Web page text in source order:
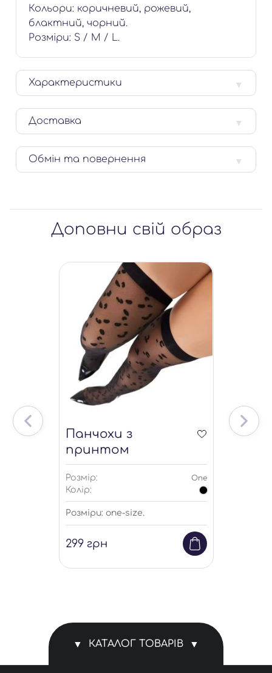
Кольори: коричневий, рожевий,
блактний, чорний.
Розміри: S / M / L.
Характеристики
Доставка
Обмін та повернення
Доповни свій образ
Панчохи з
принтом
Розмір: One
Колір:
Розміри: one-size.
299 грн
КАТАЛОГ ТОВАРІВ